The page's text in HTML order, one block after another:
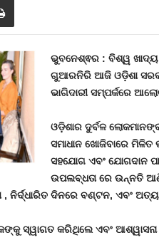
ଭୁବନେଶ୍ଵର : ବିଶ୍ୱ ଖାଦ୍ୟ
ଗୁଆରନିରି ଆଜି ଓଡ଼ିଶା
ଭାଗିଦାରୀ ସମ୍ପର୍କରେ
ଓଡ଼ିଶାର ଦୁର୍ବଳ
ସମାଧାନ ଖୋଜିବାରେ
ସହଯୋଗ ଏବଂ ଯୋଗଦାନ
ଉପଲବ୍ଧତା ରେ ଉନ୍ନତି
ନିର୍ଦ୍ଧାରିତ ଦିନରେ ବଣ୍ଟନ, ଏବଂ
ସ୍ୱାଗତ କରିଥିଲେ ଏବଂ